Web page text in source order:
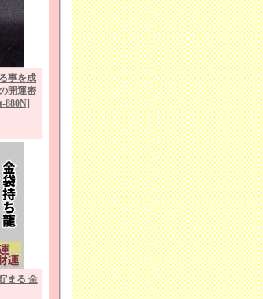
事を成
開運密
880N]
まる 金